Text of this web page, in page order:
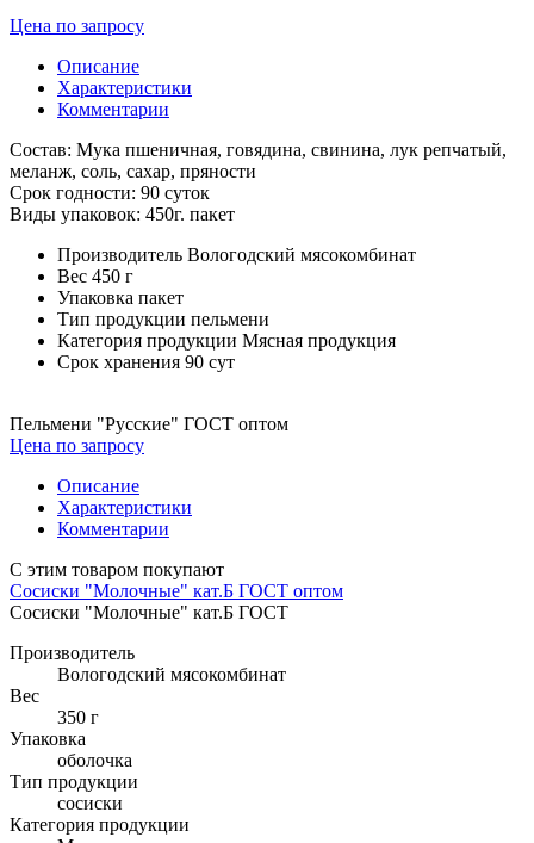
Цена по запросу
Описание
Характеристики
Комментарии
Состав: Мука пшеничная, говядина, свинина, лук репчатый,
меланж, соль, сахар, пряности
Срок годности: 90 суток
Виды упаковок: 450г. пакет
Производитель Вологодский мясокомбинат
Вес 450 г
Упаковка пакет
Тип продукции пельмени
Категория продукции Мясная продукция
Cрок хранения 90 сут
Пельмени "Русские" ГОСТ оптом
Цена по запросу
Описание
Характеристики
Комментарии
С этим товаром покупают
Сосиски "Молочные" кат.Б ГОСТ оптом
Сосиски "Молочные" кат.Б ГОСТ
Производитель
Вологодский мясокомбинат
Вес
350 г
Упаковка
оболочка
Тип продукции
сосиски
Категория продукции